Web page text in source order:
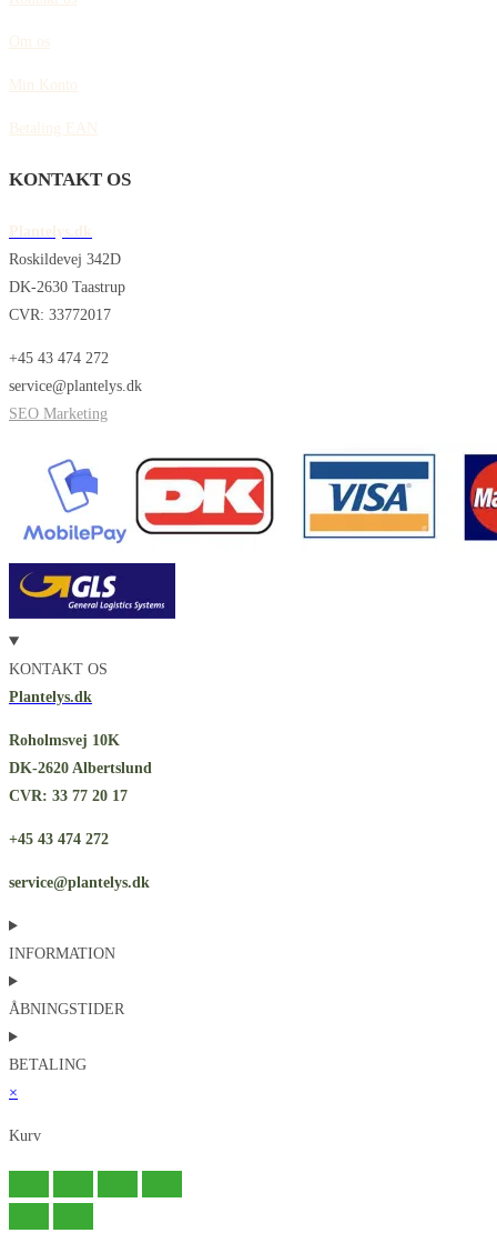
Om os
Min Konto
Betaling EAN
KONTAKT OS
Plantelys.dk
Roskildevej 342D
DK-2630 Taastrup
CVR: 33772017
+45 43 474 272
service@plantelys.dk
SEO Marketing
KONTAKT OS
Plantelys.dk
Roholmsvej 10K
DK-2620 Albertslund
CVR: 33 77 20 17
+45 43 474 272
service@plantelys.dk
INFORMATION
ÅBNINGSTIDER
BETALING
×
Kurv